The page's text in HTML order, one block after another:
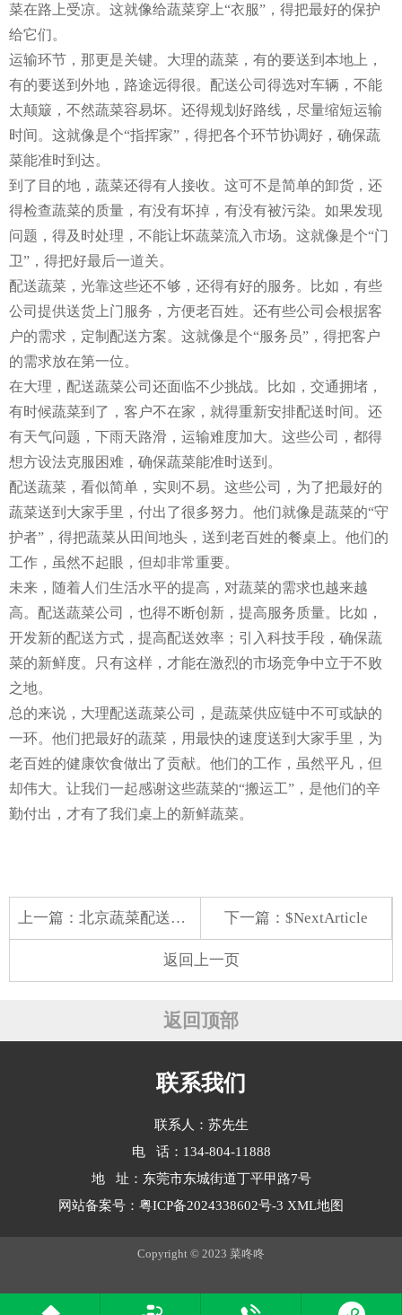
菜在路上受凉。这就像给蔬菜穿上“衣服”，得把最好的保护
给它们。
运输环节，那更是关键。大理的蔬菜，有的要送到本地上，
有的要送到外地，路途远得很。配送公司得选对车辆，不能
太颠簸，不然蔬菜容易坏。还得规划好路线，尽量缩短运输
时间。这就像是个“指挥家”，得把各个环节协调好，确保蔬
菜能准时到达。
到了目的地，蔬菜还得有人接收。这可不是简单的卸货，还
得检查蔬菜的质量，有没有坏掉，有没有被污染。如果发现
问题，得及时处理，不能让坏蔬菜流入市场。这就像是个“门
卫”，得把好最后一道关。
配送蔬菜，光靠这些还不够，还得有好的服务。比如，有些
公司提供送货上门服务，方便老百姓。还有些公司会根据客
户的需求，定制配送方案。这就像是个“服务员”，得把客户
的需求放在第一位。
在大理，配送蔬菜公司还面临不少挑战。比如，交通拥堵，
有时候蔬菜到了，客户不在家，就得重新安排配送时间。还
有天气问题，下雨天路滑，运输难度加大。这些公司，都得
想方设法克服困难，确保蔬菜能准时送到。
配送蔬菜，看似简单，实则不易。这些公司，为了把最好的
蔬菜送到大家手里，付出了很多努力。他们就像是蔬菜的“守
护者”，得把蔬菜从田间地头，送到老百姓的餐桌上。他们的
工作，虽然不起眼，但却非常重要。
未来，随着人们生活水平的提高，对蔬菜的需求也越来越
高。配送蔬菜公司，也得不断创新，提高服务质量。比如，
开发新的配送方式，提高配送效率；引入科技手段，确保蔬
菜的新鲜度。只有这样，才能在激烈的市场竞争中立于不败
之地。
总的来说，大理配送蔬菜公司，是蔬菜供应链中不可或缺的
一环。他们把最好的蔬菜，用最快的速度送到大家手里，为
老百姓的健康饮食做出了贡献。他们的工作，虽然平凡，但
却伟大。让我们一起感谢这些蔬菜的“搬运工”，是他们的辛
勤付出，才有了我们桌上的新鲜蔬菜。
上一篇： 北京蔬菜配送供应 下一篇：$NextArticle
返回上一页
返回顶部
联系我们
联系人：苏先生
电 话：134-804-11888
地 址：东莞市东城街道丁平甲路7号
网站备案号： 粤ICP备2024338602号-3 XML地图
Copyright © 2023 菜咚咚